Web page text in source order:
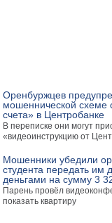
Оренбуржцев
мошеннической схеме
счета» в Центробанке
В переписке они могут
«видеоинструкцию от
Мошенники убедили
студента передать им
деньгами на сумму 3
Парень провёл
показать квартиру